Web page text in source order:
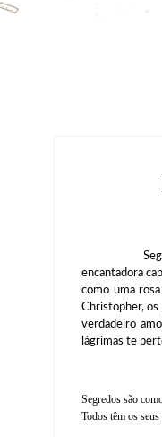
encantadora
como uma
Christopher, os
verdadeiro
lágrimas te
Segredos são
Todos têm os seus